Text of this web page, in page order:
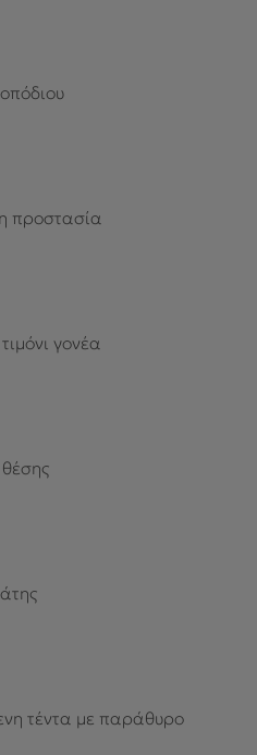
προστασία
γονέα
τέντα με παράθυρο